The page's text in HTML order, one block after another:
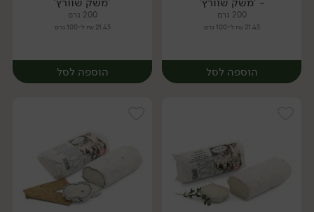
200 גרם
21.45 ₪ ל-100 גרם
הוספה לסל
200 גרם
21.45 ₪ ל-100 גרם
הוספה לסל